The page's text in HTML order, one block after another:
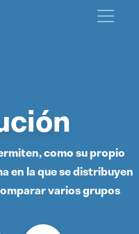
como su propio
en la que se distribuyen
varios grupos